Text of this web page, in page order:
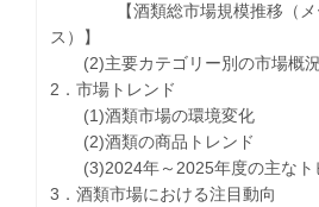
【酒類総市場規模推移（メー
ス）】
(2)主要カテゴリー別の市場概況
2．市場トレンド
(1)酒類市場の環境変化
(2)酒類の商品トレンド
(3)2024年～2025年度の主なト
3．酒類市場における注目動向